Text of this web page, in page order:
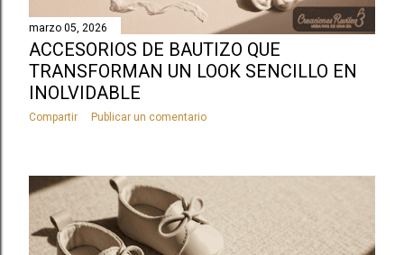
marzo 05, 2026
ACCESORIOS DE BAUTIZO QUE
TRANSFORMAN UN LOOK SENCILLO EN
INOLVIDABLE
Compartir Publicar un comentario